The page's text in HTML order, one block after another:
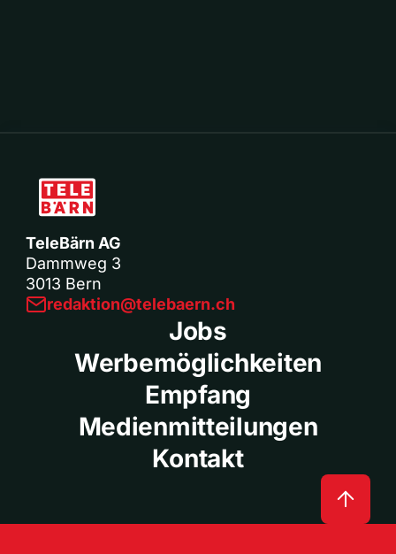
TeleBärn AG
Dammweg 3
3013 Bern
redaktion@telebaern.ch
Jobs
Werbemöglichkeiten
Empfang
Medienmitteilungen
Kontakt